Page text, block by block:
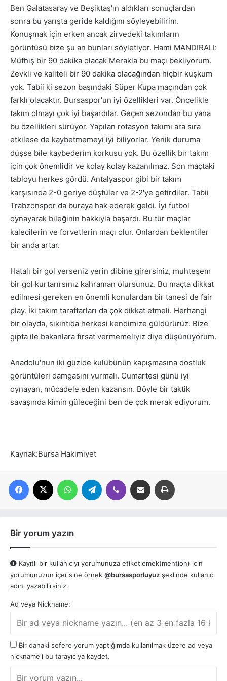
Ben Galatasaray ve Beşiktaş'ın aldıkları sonuçlardan
sonra bu yarışta geride kaldığını söyleyebilirim.
Konuşmak için erken ancak zirvedeki takımların
görüntüsü bize şu an bunları söyletiyor. Hami MANDIRALI:
Müthiş bir 90 dakika olacak Merakla bu maçı bekliyorum.
Zevkli ve kaliteli bir 90 dakika olacağından hiçbir kuşkum
yok. Tabii ki sezon başındaki Süper Kupa maçından çok
farklı olacaktır. Bursaspor'un iyi özellikleri var. Öncelikle
takım olmayı çok iyi başardılar. Geçen sezondan bu yana
bu özellikleri sürüyor. Yapılan rotasyon takımı ara sıra
etkilese de kaybetmemeyi iyi biliyorlar. Yenik duruma
düşse bile kaybederim korkusu yok. Bu özellik bir takım
için çok önemlidir ve kolay kolay kazanılmaz. Son maçtaki
tabloyu herkes gördü. Antalyaspor gibi bir takım
karşısında 2-0 geriye düştüler ve 2-2'ye getirdiler. Tabii
Trabzonspor da buraya hak ederek geldi. İyi futbol
oynayarak bileğinin hakkıyla başardı. Bu tür maçlar
kalecilerin ve forvetlerin maçı olur. Onlardan beklentiler
bir anda artar.
Hatalı bir gol yerseniz yerin dibine girersiniz, muhteşem
bir gol kurtarırsınız kahraman olursunuz. Bu maçta dikkat
edilmesi gereken en önemli konulardan bir tanesi de fair
play. İki takım taraftarları da çok dikkat etmeli. Herhangi
bir olayda, sıkıntıda herkesi kendimize güldürürüz. Bize
gıpta ile bakanlara fırsat vermemeliyiz diye düşünüyorum.
Anadolu'nun iki güzide kulübünün kapışmasına dostluk
görüntüleri damgasını vurmalı. Cumartesi günü iyi
oynayan, mücadele eden kazansın. Böyle bir taktik
savaşında kimin güleceğini ben de çok merak ediyorum.
Kaynak:Bursa Hakimiyet
Facebook WhatsAppTelegram Viber E-posta ile paylaş
Bir yorum yazın
Kayıtlı bir kullanıcıyı yorumunuza etiketlemek(mention) için
yorumunuzun içerisine örnek @bursasporluyuz şeklinde kullanıcı
adını yazabilirsiniz.
Ad veya Nickname:
Bir dahaki sefere yorum yaptığımda kullanılmak üzere ad veya
nickname'i bu tarayıcıya kaydet.